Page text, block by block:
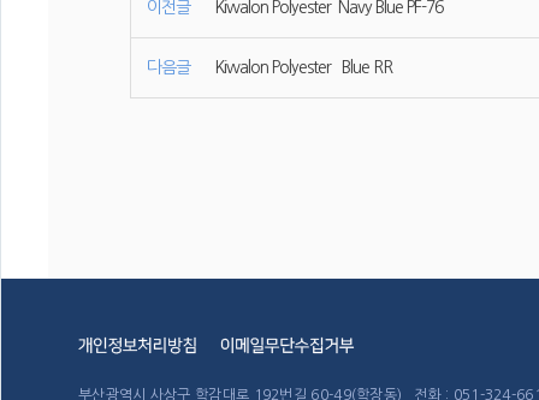
이전글 Kiwalon Polyester Navy Blue PF-76
다음글 Kiwalon Polyester Blue RR
부산광역시 사상구 학감대로 192번길 60-49(학장동) 전화 : 051-